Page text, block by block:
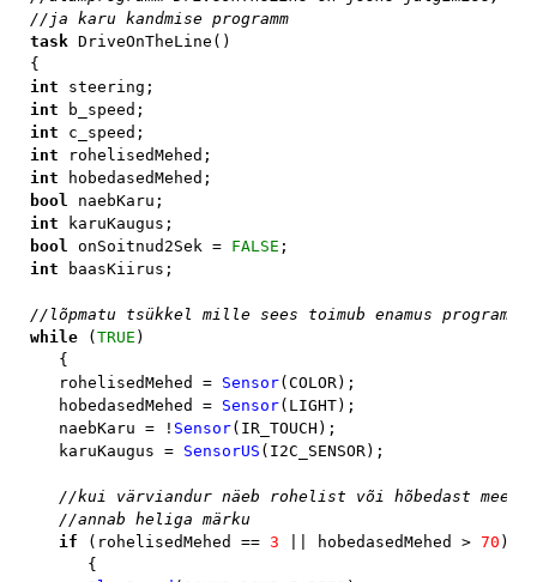
task DriveOnTheLine()
int
int
int
int
int
bool
int
bool onSoitnud2Sek = FALSE
int
baasKiirus;
while ( TRUE )
   {
   rohelisedMehed =
Sensor(COLOR);
   hobedasedMehed =
Sensor(LIGHT);
   naebKaru = !
Sensor(IR_TOUCH);
   karuKaugus =
SensorUS (I2C_SENSOR);
//kui värviandur näeb rohelist või hõbedast meest
   //annab heliga märku
if
(rohelisedMehed == 3 || hobedasedMehed > 70 )
      {